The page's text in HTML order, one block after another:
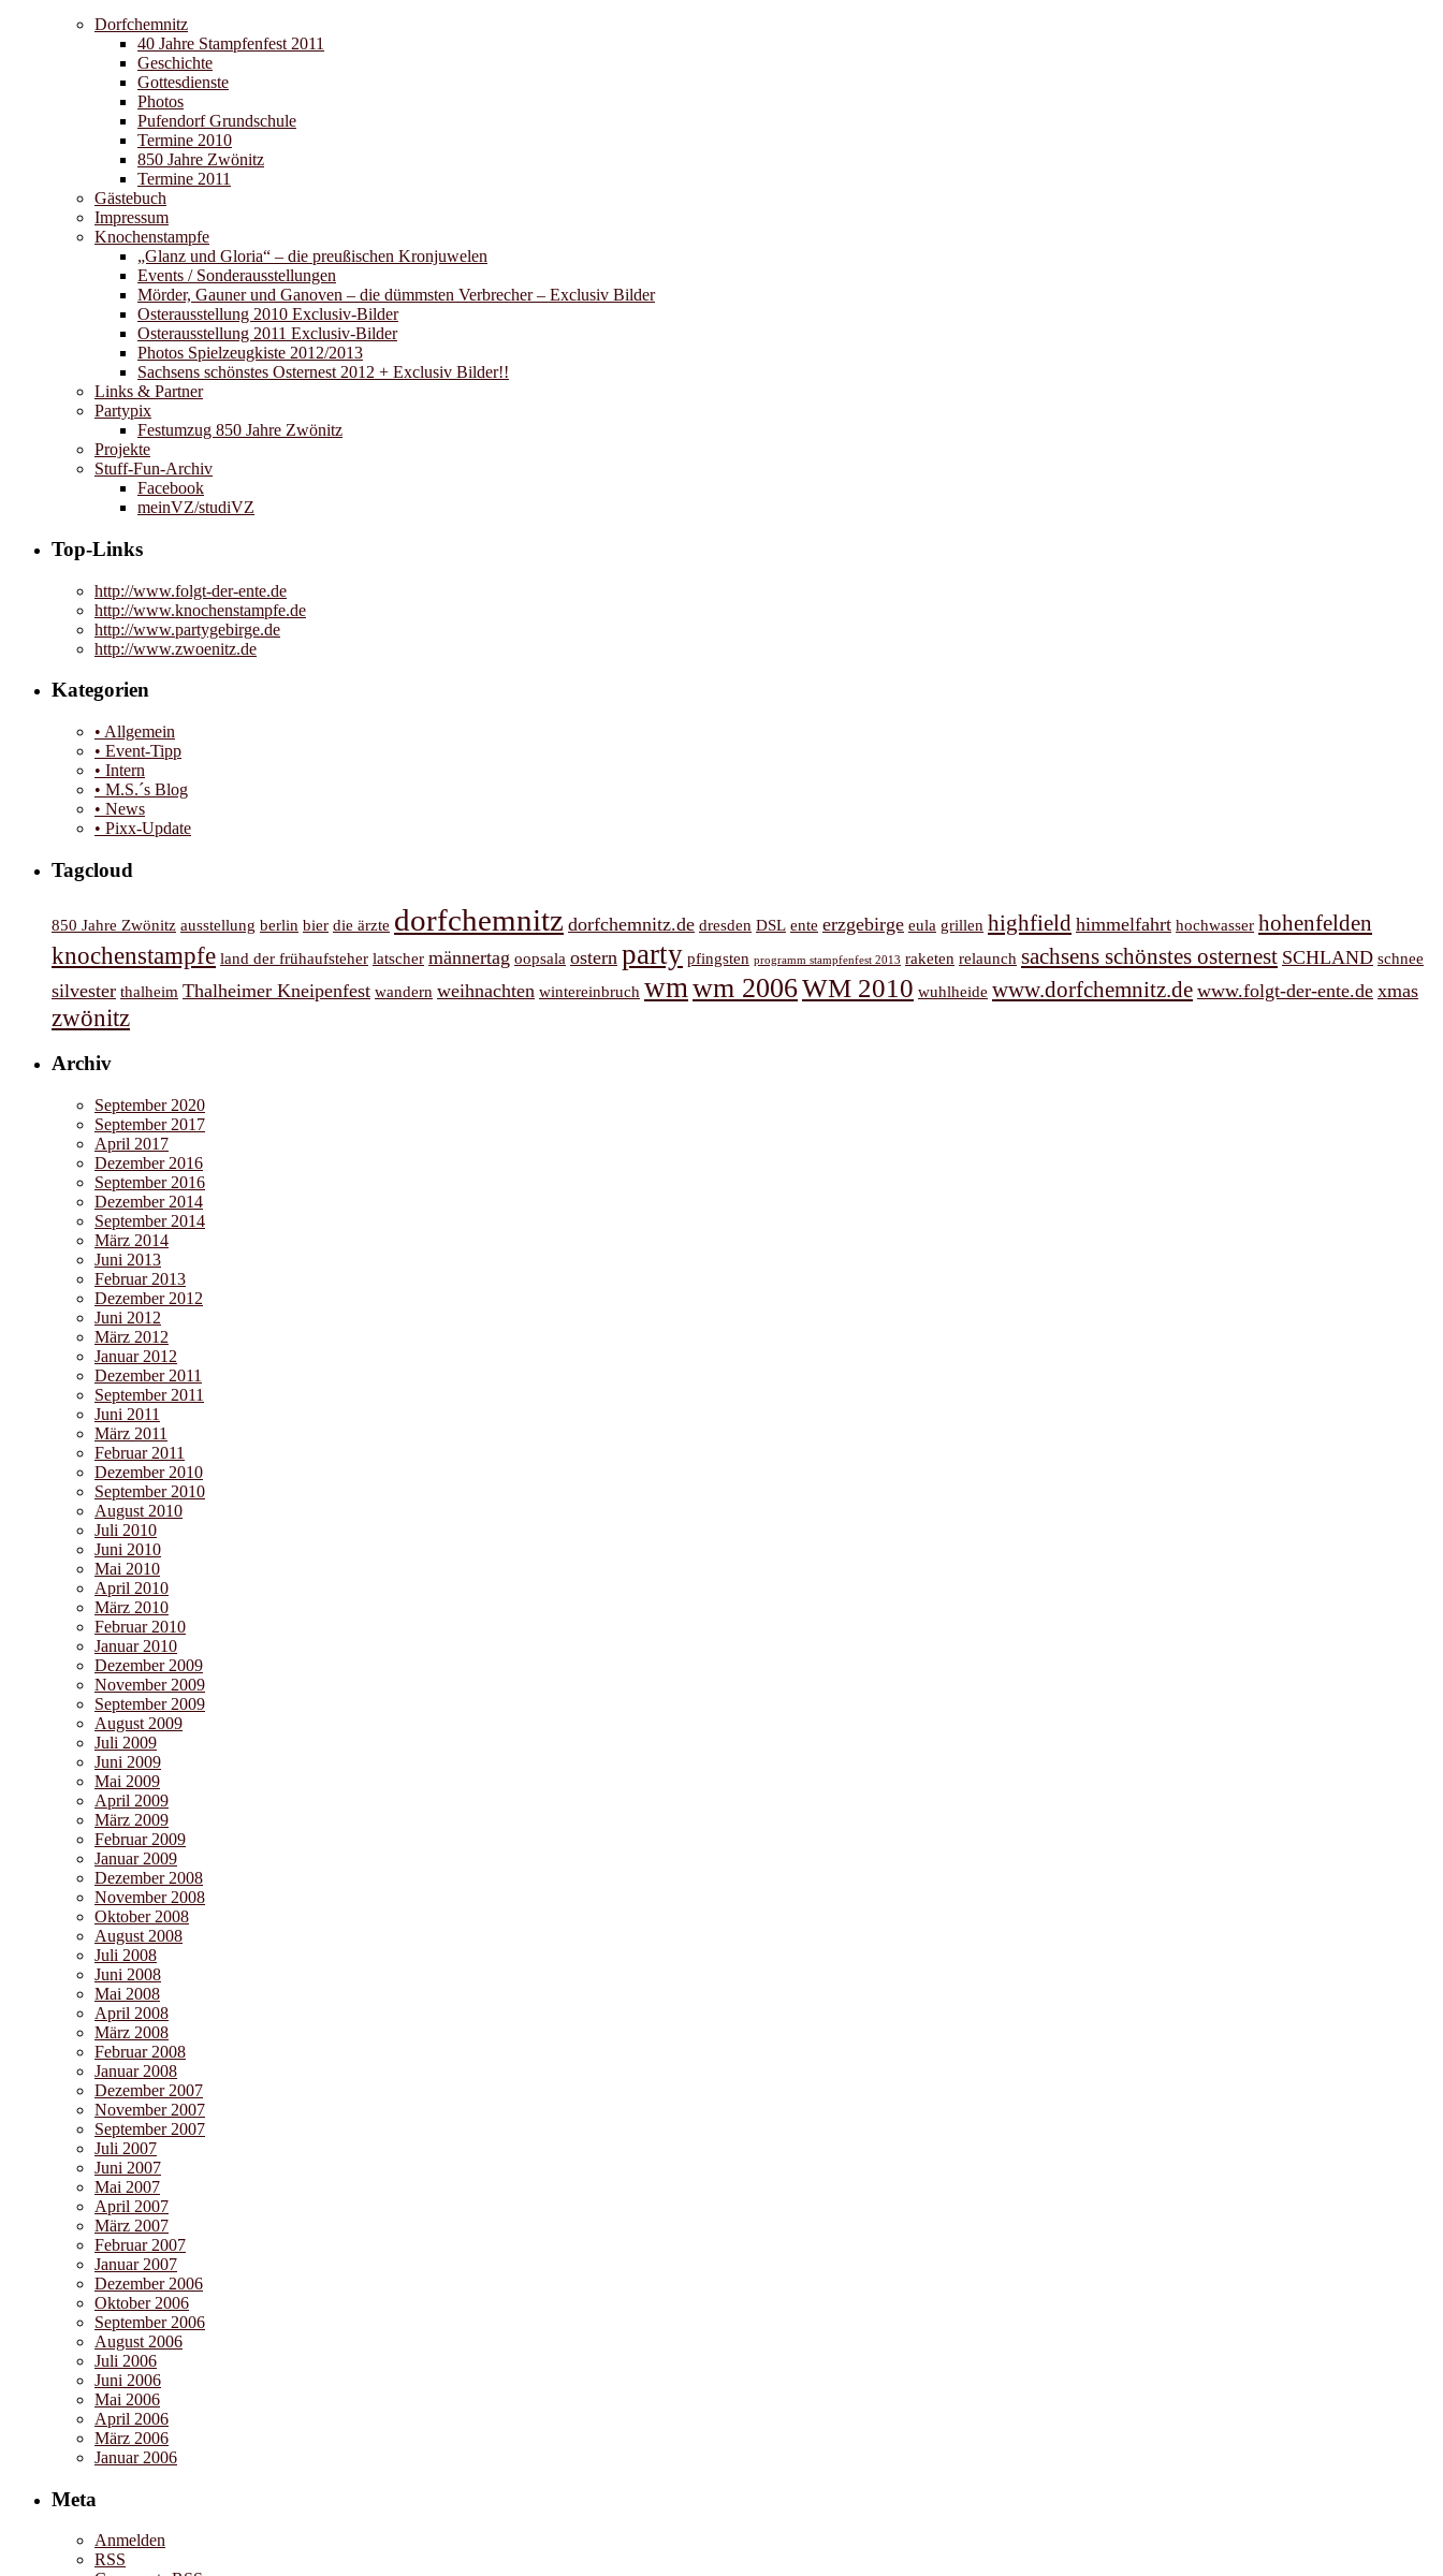
Dorfchemnitz
40 Jahre Stampfenfest 2011
Geschichte
Gottesdienste
Photos
Pufendorf Grundschule
Termine 2010
850 Jahre Zwönitz
Termine 2011
Gästebuch
Impressum
Knochenstampfe
„Glanz und Gloria“ – die preußischen Kronjuwelen
Events / Sonderausstellungen
Mörder, Gauner und Ganoven – die dümmsten Verbrecher – Exclusiv Bilder
Osterausstellung 2010 Exclusiv-Bilder
Osterausstellung 2011 Exclusiv-Bilder
Photos Spielzeugkiste 2012/2013
Sachsens schönstes Osternest 2012 + Exclusiv Bilder!!
Links & Partner
Partypix
Festumzug 850 Jahre Zwönitz
Projekte
Stuff-Fun-Archiv
Facebook
meinVZ/studiVZ
Top-Links
http://www.folgt-der-ente.de
http://www.knochenstampfe.de
http://www.partygebirge.de
http://www.zwoenitz.de
Kategorien
• Allgemein
• Event-Tipp
• Intern
• M.S.´s Blog
• News
• Pixx-Update
Tagcloud
850 Jahre Zwönitz ausstellung berlin bier die ärzte dorfchemnitz dorfchemnitz.de dresden DSL ente erzgebirge eula grillen highfield himmelfahrt hochwasser hohenfelden
knochenstampfe land der frühaufsteher latscher männertag oopsala ostern party pfingsten programm stampfenfest 2013 raketen relaunch sachsens schönstes osternest SCHLAND schnee
silvester thalheim Thalheimer Kneipenfest wandern weihnachten wintereinbruch wm wm 2006WM 2010 wuhlheide www.dorfchemnitz.de www.folgt-der-ente.de xmas
zwönitz
Archiv
September 2020
September 2017
April 2017
Dezember 2016
September 2016
Dezember 2014
September 2014
März 2014
Juni 2013
Februar 2013
Dezember 2012
Juni 2012
März 2012
Januar 2012
Dezember 2011
September 2011
Juni 2011
März 2011
Februar 2011
Dezember 2010
September 2010
August 2010
Juli 2010
Juni 2010
Mai 2010
April 2010
März 2010
Februar 2010
Januar 2010
Dezember 2009
November 2009
September 2009
August 2009
Juli 2009
Juni 2009
Mai 2009
April 2009
März 2009
Februar 2009
Januar 2009
Dezember 2008
November 2008
Oktober 2008
August 2008
Juli 2008
Juni 2008
Mai 2008
April 2008
März 2008
Februar 2008
Januar 2008
Dezember 2007
November 2007
September 2007
Juli 2007
Juni 2007
Mai 2007
April 2007
März 2007
Februar 2007
Januar 2007
Dezember 2006
Oktober 2006
September 2006
August 2006
Juli 2006
Juni 2006
Mai 2006
April 2006
März 2006
Januar 2006
Meta
Anmelden
RSS